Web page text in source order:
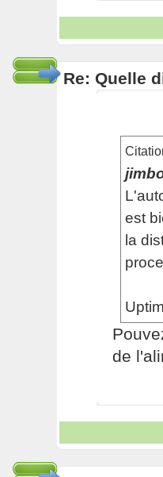
Re: Quelle
est
la
de